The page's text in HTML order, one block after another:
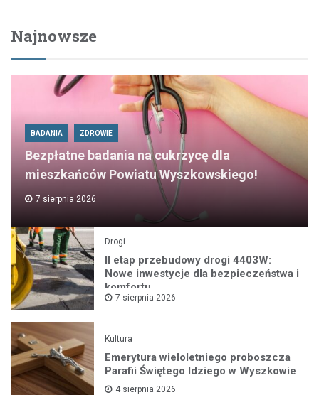
Najnowsze
BADANIA ZDROWIE
Bezpłatne badania na cukrzycę dla
mieszkańców Powiatu Wyszkowskiego!
7 sierpnia 2026
Drogi
II etap przebudowy drogi 4403W:
Nowe inwestycje dla bezpieczeństwa i
komfortu
7 sierpnia 2026
Kultura
Emerytura wieloletniego proboszcza
Parafii Świętego Idziego w Wyszkowie
4 sierpnia 2026